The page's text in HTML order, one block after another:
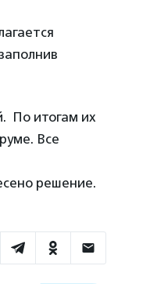
По итогам их
Все
решение.